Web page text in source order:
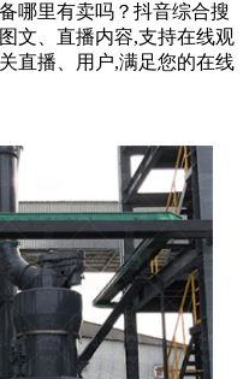
哪里有卖吗？抖音综合搜
文、直播内容,支持在线观
直播、用户,满足您的在线